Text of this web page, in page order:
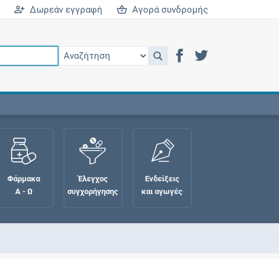
Δωρεάν εγγραφή Αγορά συνδρομής
Φάρμακα
Α - Ω
Έλεγχος
συγχορήγησης
Ενδείξεις
και αγωγές